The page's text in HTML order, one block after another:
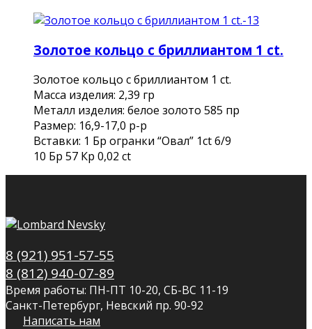
Золотое кольцо с бриллиантом 1 ct.
Золотое кольцо с бриллиантом 1 ct.
Масса изделия: 2,39 гр
Металл изделия: белое золото 585 пр
Размер: 16,9-17,0 р-р
Вставки: 1 Бр огранки “Овал” 1ct 6/9
10 Бр 57 Кр 0,02 ct
8 (921) 951-57-55
8 (812) 940-07-89
Время работы: ПН-ПТ 10-20, СБ-ВС 11-19
Санкт-Петербург, Невский пр. 90-92
Написать нам